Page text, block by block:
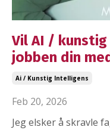
Vil AI /
jobben din
Ai / Kunstig Intelligens
Feb 20, 2026
Jeg elsker å skravle